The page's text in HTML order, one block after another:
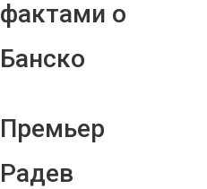
фактами о
Банско
Премьер
Радев